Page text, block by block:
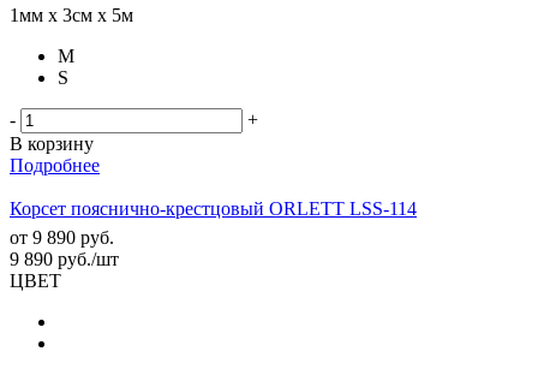
1мм х 3см х 5м
M
S
-
+
В корзину
Подробнее
Корсет пояснично-крестцовый ORLETT LSS-114
от 9 890 руб.
9 890 руб./шт
ЦВЕТ